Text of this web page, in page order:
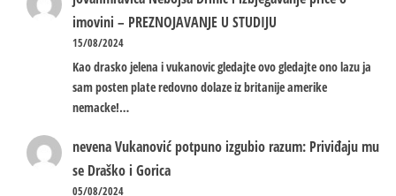
imovini – PREZNOJAVANJE U STUDIJU
15/08/2024
Kao drasko jelena i vukanovic gledajte ovo gledajte ono lazu ja
sam posten plate redovno dolaze iz britanije amerike
nemacke!…
nevenaVukanović potpuno izgubio razum: Priviđaju mu
se Draško i Gorica
05/08/2024